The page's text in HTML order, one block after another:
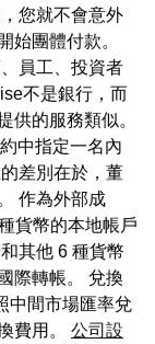
您就不會意外
始團體付款。
員工、投資者
不是銀行，而
供的服務類似。
中指定一名內
差別在於，董
作為外部成
貨幣的本地帳戶
其他 6 種貨幣
際轉帳。 兌換
中間市場匯率兌
費用。 公司設